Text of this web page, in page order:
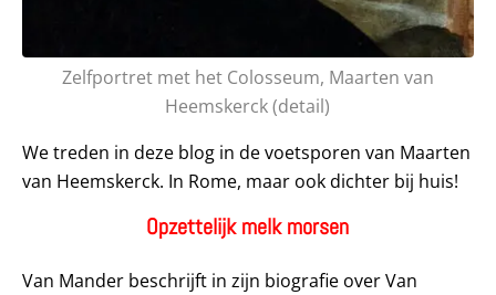
Zelfportret met het Colosseum, Maarten van
Heemskerck (detail)
We treden in deze blog in de voetsporen van Maarten
van Heemskerck. In Rome, maar ook dichter bij huis!
Opzettelijk melk morsen
Van Mander beschrijft in zijn biografie over Van